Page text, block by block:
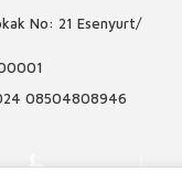
No: 21 Esenyurt/
08504808946